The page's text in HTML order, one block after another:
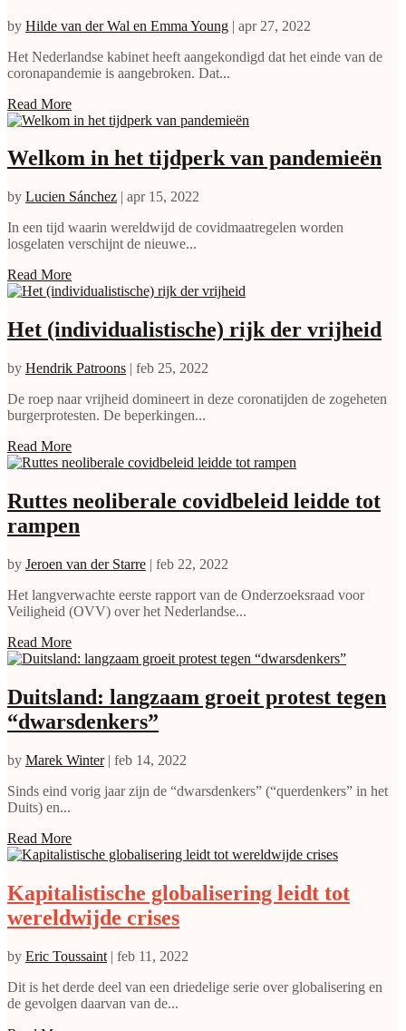
by Hilde van der Wal en Emma Young | apr 27, 2022
Het Nederlandse kabinet heeft aangekondigd dat het einde van de
coronapandemie is aangebroken. Dat...
Read More
Welkom in het tijdperk van pandemieën
by Lucien Sánchez | apr 15, 2022
In een tijd waarin wereldwijd de covidmaatregelen worden
losgelaten verschijnt de nieuwe...
Read More
Het (individualistische) rijk der vrijheid
by Hendrik Patroons | feb 25, 2022
De roep naar vrijheid domineert in deze coronatijden de zogeheten
burgerprotesten. De beperkingen...
Read More
Ruttes neoliberale covidbeleid leidde tot
rampen
by Jeroen van der Starre | feb 22, 2022
Het langverwachte eerste rapport van de Onderzoeksraad voor
Veiligheid (OVV) over het Nederlandse...
Read More
Duitsland: langzaam groeit protest tegen
“dwarsdenkers”
by Marek Winter| feb 14, 2022
Sinds eind vorig jaar zijn de “dwarsdenkers” (“querdenkers” in het
Duits) en...
Read More
Kapitalistische globalisering leidt tot
wereldwijde crises
by Eric Toussaint | feb 11, 2022
Dit is het derde deel van een driedelige serie over globalisering en
de gevolgen daarvan van de...